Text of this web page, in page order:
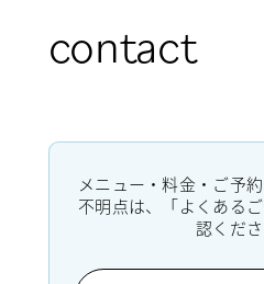
contact
メニュー・料金・ご予
不明点は、「よくある
認くださ